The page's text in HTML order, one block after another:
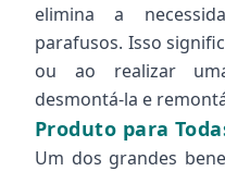
elimina a
parafusos. Isso
ou ao realizar
desmontá-la e
Produto para
Um dos grandes